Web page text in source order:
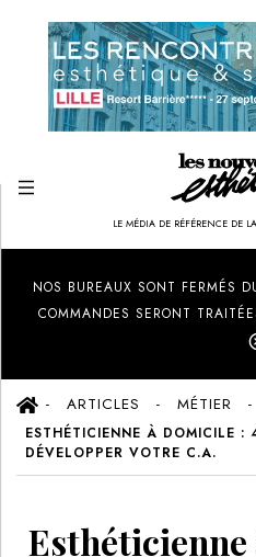
LE MÉDIA DE RÉFÉRENCE DE
NOS BUREAUX SONT FERMÉS
COMMANDES SERONT
ARTICLES MÉTIER
ESTHÉTICIENNE À DOMICILE :
DÉVELOPPER VOTRE C.A.
Esthéticienne